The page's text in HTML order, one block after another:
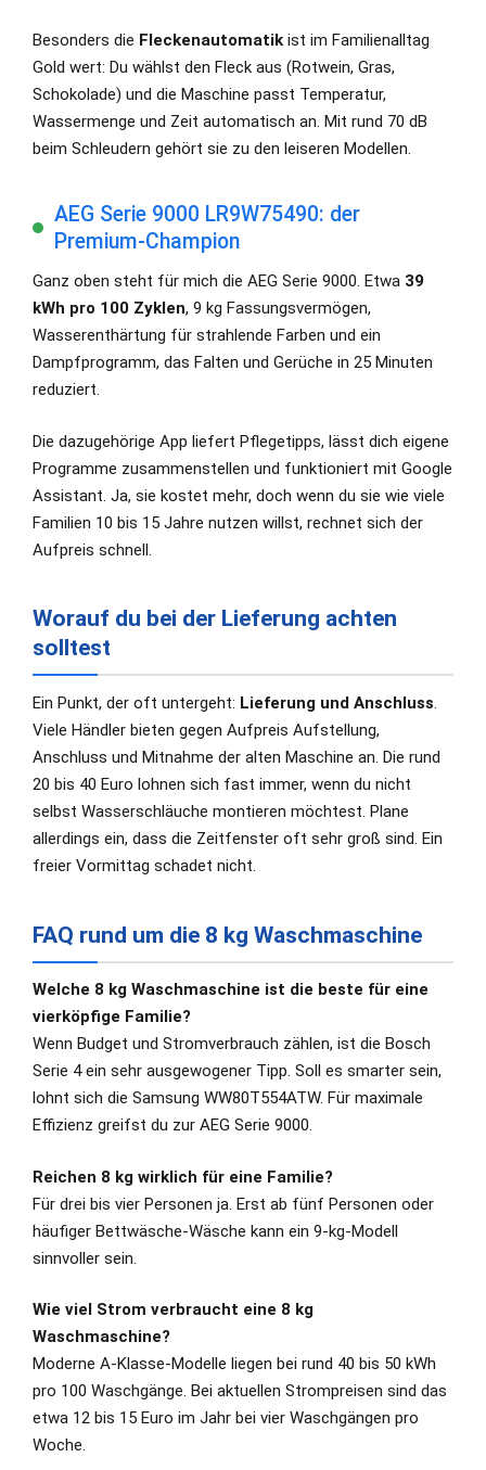
Besonders die Fleckenautomatik ist im Familienalltag
Gold wert: Du wählst den Fleck aus (Rotwein, Gras,
Schokolade) und die Maschine passt Temperatur,
Wassermenge und Zeit automatisch an. Mit rund 70 dB
beim Schleudern gehört sie zu den leiseren Modellen.
AEG Serie 9000 LR9W75490: der
Premium-Champion
Ganz oben steht für mich die AEG Serie 9000. Etwa 39
kWh pro 100 Zyklen, 9 kg Fassungsvermögen,
Wasserenthärtung für strahlende Farben und ein
Dampfprogramm, das Falten und Gerüche in 25 Minuten
reduziert.
Die dazugehörige App liefert Pflegetipps, lässt dich eigene
Programme zusammenstellen und funktioniert mit Google
Assistant. Ja, sie kostet mehr, doch wenn du sie wie viele
Familien 10 bis 15 Jahre nutzen willst, rechnet sich der
Aufpreis schnell.
Worauf du bei der Lieferung achten
solltest
Ein Punkt, der oft untergeht: Lieferung und Anschluss.
Viele Händler bieten gegen Aufpreis Aufstellung,
Anschluss und Mitnahme der alten Maschine an. Die rund
20 bis 40 Euro lohnen sich fast immer, wenn du nicht
selbst Wasserschläuche montieren möchtest. Plane
allerdings ein, dass die Zeitfenster oft sehr groß sind. Ein
freier Vormittag schadet nicht.
FAQ rund um die 8 kg Waschmaschine
Welche 8 kg Waschmaschine ist die beste für eine
vierköpfige Familie?
Wenn Budget und Stromverbrauch zählen, ist die Bosch
Serie 4 ein sehr ausgewogener Tipp. Soll es smarter sein,
lohnt sich die Samsung WW80T554ATW. Für maximale
Effizienz greifst du zur AEG Serie 9000.
Reichen 8 kg wirklich für eine Familie?
Für drei bis vier Personen ja. Erst ab fünf Personen oder
häufiger Bettwäsche-Wäsche kann ein 9-kg-Modell
sinnvoller sein.
Wie viel Strom verbraucht eine 8 kg
Waschmaschine?
Moderne A-Klasse-Modelle liegen bei rund 40 bis 50 kWh
pro 100 Waschgänge. Bei aktuellen Strompreisen sind das
etwa 12 bis 15 Euro im Jahr bei vier Waschgängen pro
Woche.